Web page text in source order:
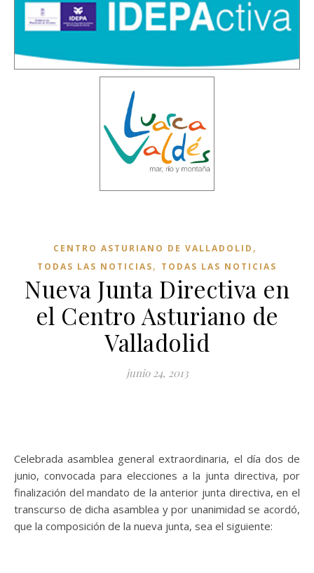
CENTRO ASTURIANO DE VALLADOLID ,
TODAS LAS NOTICIAS, TODAS LAS NOTICIAS
Nueva Junta Directiva en
el Centro Asturiano de
Valladolid
junio 24, 2013
Celebrada asamblea general extraordinaria, el día dos de
junio, convocada para elecciones a la junta directiva, por
finalización del mandato de la anterior junta directiva, en el
transcurso de dicha asamblea y por unanimidad se acordó,
que la composición de la nueva junta, sea el siguiente: